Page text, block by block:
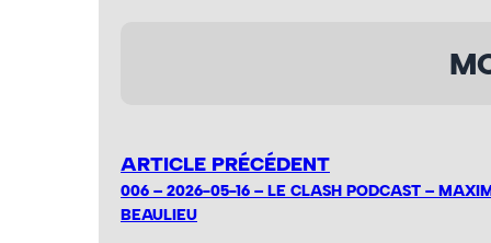
ARTICLE PRÉCÉDENT
006 – 2026-05-16 – LE CLASH PODCAST –
BEAULIEU